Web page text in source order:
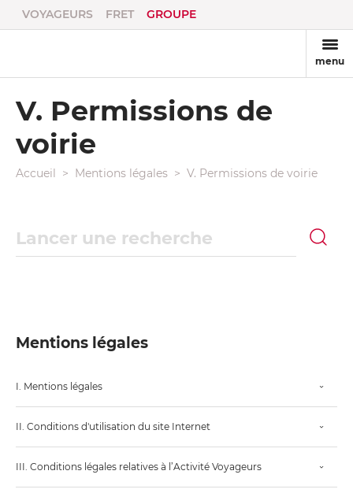
VOYAGEURS FRET GROUPE
menu
V. Permissions de
voirie
Accueil Mentions légales V. Permissions de voirie
Mentions légales
I. Mentions légales
II. Conditions d'utilisation du site Internet
III. Conditions légales relatives à l’Activité Voyageurs